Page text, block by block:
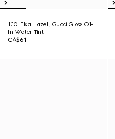
130 'Elsa Hazel', Gucci Glow Oil-
In-Water Tint
CA$61